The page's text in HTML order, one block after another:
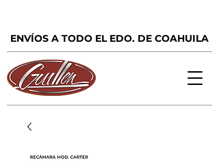
ENVÍOS A TODO EL EDO. DE COAHUILA